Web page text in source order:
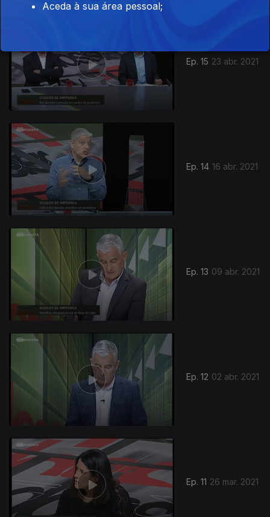
Ep. 15 23 abr. 2021
Ep. 14 16 abr. 2021
Ep. 13 09 abr. 2021
Ep. 12 02 abr. 2021
534946
Ep. 11 26 mar. 2021
Aceda à sua área pessoal;